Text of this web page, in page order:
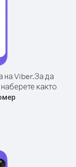
на Viber.За да
както